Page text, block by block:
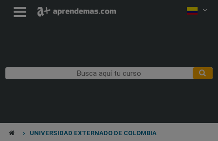
UNIVERSIDAD EXTERNADO DE COLOMBIA